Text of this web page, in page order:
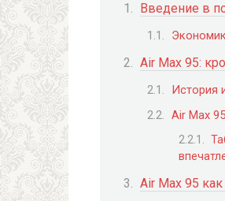
Введение в
Air Max 95:
История
Air Max
Air Max 95